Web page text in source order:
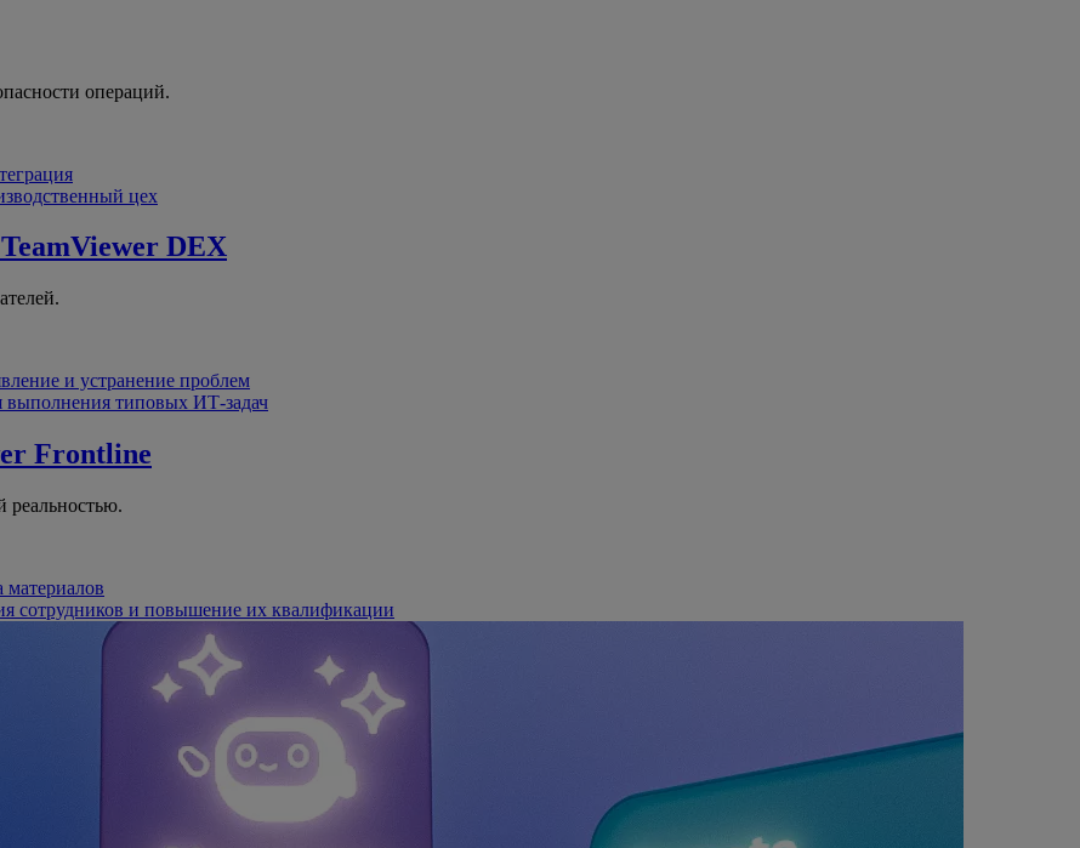
операций.
цех
TeamViewer DEX
и устранение проблем
выполнения типовых ИТ-задач
Frontline
материалов
сотрудников и повышение их квалификации